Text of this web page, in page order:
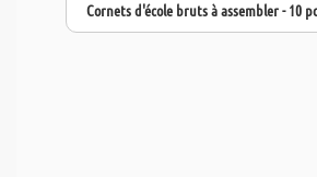
Cornets d'école bruts à assembler - 10